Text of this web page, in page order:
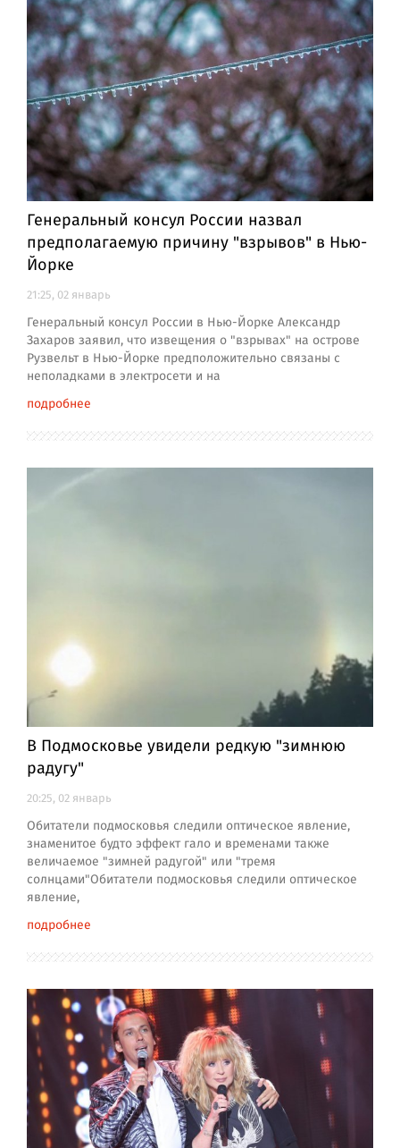
Генеральный консул России назвал
предполагаемую причину "взрывов" в Нью-
Йорке
21:25, 02 январь
Генеральный консул России в Нью-Йорке Александр
Захаров заявил, что извещения о "взрывах" на острове
Рузвельт в Нью-Йорке предположительно связаны с
неполадками в электросети и на
подробнее
В Подмосковье увидели редкую "зимнюю
радугу"
20:25, 02 январь
Обитатели подмосковья следили оптическое явление,
знаменитое будто эффект гало и временами также
величаемое "зимней радугой" или "тремя
солнцами"Обитатели подмосковья следили оптическое
явление,
подробнее